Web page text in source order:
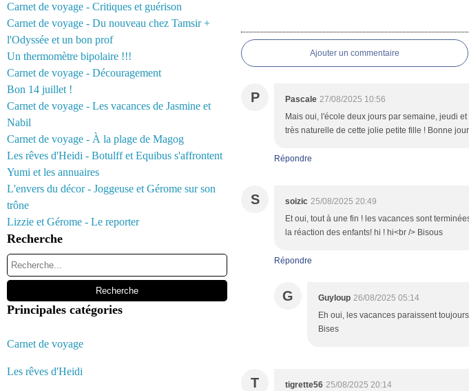
Carnet de voyage - Critiques et guérison
Carnet de voyage - Du nouveau chez Tamsir +
l'Odyssée et un bon prof
Un thermomètre bipolaire !!!
Carnet de voyage - Découragement
Bon 14 juillet !
Carnet de voyage - Les vacances de Jasmine et
Nabil
Carnet de voyage - À la plage de Magog
Les rêves d'Heidi - Botulff et Equibus s'affrontent
Yumi et les annuaires
L'envers du décor - Joggeuse et Gérome sur son
trône
Lizzie et Gérome - Le reporter
Recherche
Principales catégories
Carnet de voyage
Les rêves d'Heidi
Ajouter un commentaire
P Pascale 27/08/2025 10:56
Mais oui, l'école deux jours par semaine, jeudi
très naturelle de cette jolie petite fille ! Bonne
Répondre
S soizic 25/08/2025 20:49
Et oui, tout à une fin ! les vacances sont
la réaction des enfants! hi ! hi<br /> Bisous
Répondre
G Guyloup 26/08/2025 05:14
Eh oui, les vacances paraissent
Bises
T tigrette56 25/08/2025 20:14